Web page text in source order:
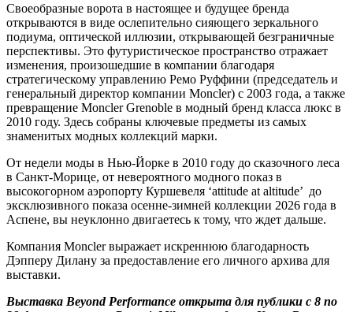
Своеобразные ворота в настоящее и будущее бренда
открываются в виде ослепительно сияющего зеркального
подиума, оптической иллюзии, открывающей безграничные
перспективы. Это футуристическое пространство отражает
изменения, произошедшие в компании благодаря
стратегическому управлению Ремо Руффини (председатель и
генеральный директор компании Moncler) с 2003 года, а также
превращение Moncler Grenoble в модный бренд класса люкс в
2010 году. Здесь собраны ключевые предметы из самых
знаменитых модных коллекций марки.
От недели моды в Нью-Йорке в 2010 году до сказочного леса
в Санкт-Морице, от невероятного модного показ в
высокогорном аэропорту Куршевеля ‘attitude at altitude’ до
эксклюзивного показа осенне-зимней коллекции 2026 года в
Аспене, вы неуклонно двигаетесь к тому, что ждет дальше.
Компания Moncler выражает искреннюю благодарность
Дэпперу Дилану за предоставление его личного архива для
выставки.
Выставка Beyond Performance открыта для публики с 8 по